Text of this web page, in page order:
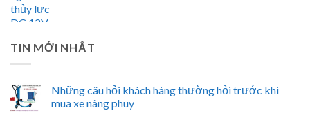
TIN MỚI NHẤT
Những câu hỏi khách hàng thường hỏi trước khi
mua xe nâng phuy